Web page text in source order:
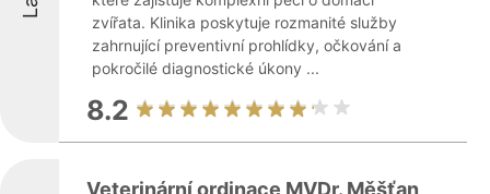
zvířata. Klinika poskytuje rozmanité služby
zahrnující preventivní prohlídky, očkování a
pokročilé diagnostické úkony ...
8.2
Veterinární ordinace MVDr. Měšťan